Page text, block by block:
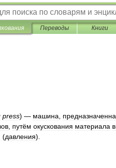
Переводы Книги
press) — машина
путём окускования материала в
(давления).